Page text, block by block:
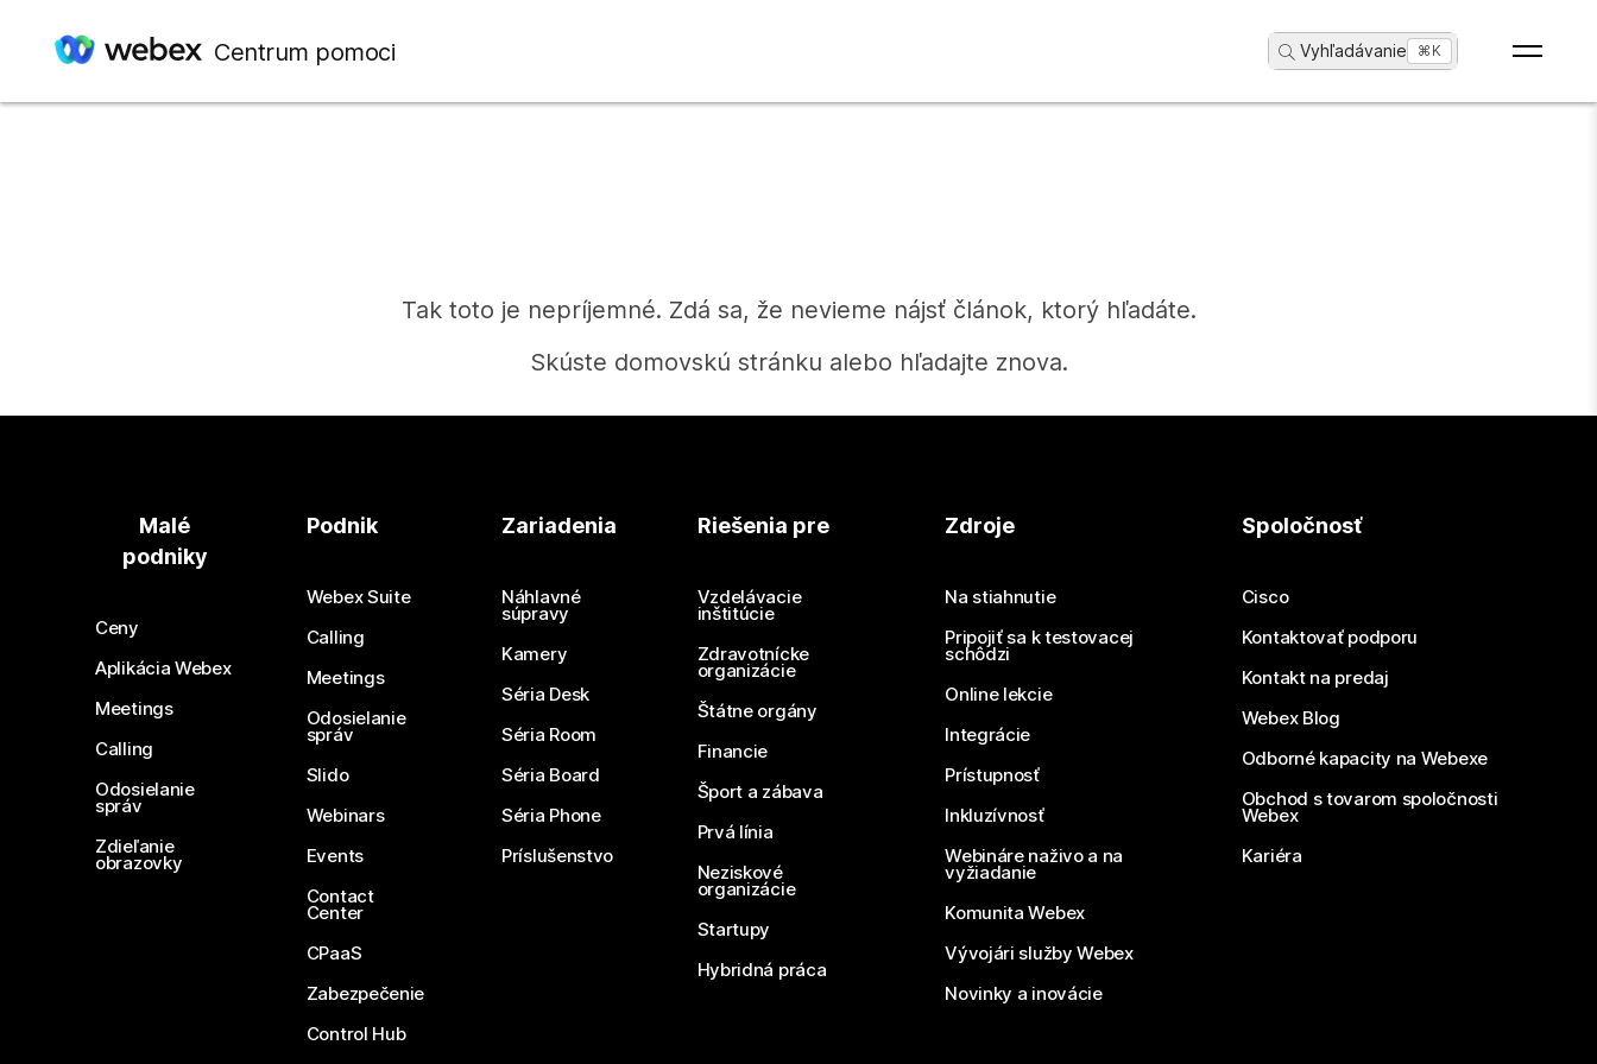
Centrum pomoci Vyhľadávanie ...⌘K
Tak toto je nepríjemné. Zdá sa, že nevieme nájsť článok, ktorý hľadáte.
Skúste domovskú stránku alebo hľadajte znova.
Potrebujete odpoveď?
Odoslať otázku
Malé
podniky
Ceny
Aplikácia Webex
Meetings
Calling
Odosielanie
správ
Zdieľanie
obrazovky
Podnik
Webex Suite
Calling
Meetings
Odosielanie
správ
Slido
Webinars
Events
Contact
Center
CPaaS
Zabezpečenie
Control Hub
Zariadenia
Náhlavné
súpravy
Kamery
Séria Desk
Séria Room
Séria Board
Séria Phone
Príslušenstvo
Riešenia pre
Vzdelávacie
inštitúcie
Zdravotnícke
organizácie
Štátne orgány
Financie
Šport a zábava
Prvá línia
Neziskové
organizácie
Startupy
Hybridná práca
Zdroje
Na stiahnutie
Pripojiť sa k testovacej
schôdzi
Online lekcie
Integrácie
Prístupnosť
Inkluzívnosť
Webináre naživo a na
vyžiadanie
Komunita Webex
Vývojári služby Webex
Novinky a inovácie
Spoločnosť
Cisco
Kontaktovať podporu
Kontakt na predaj
Webex Blog
Odborné kapacity na Webexe
Obchod s tovarom spoločnosti
Webex
Kariéra